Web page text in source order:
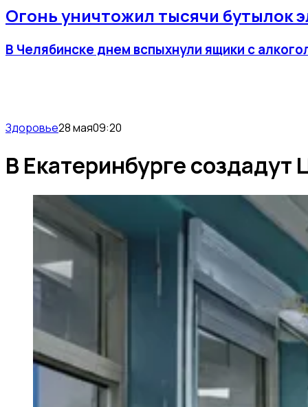
Огонь уничтожил тысячи бутылок
В Челябинске днем вспыхнули ящики с
Здоровье28 мая09:20
В Екатеринбурге